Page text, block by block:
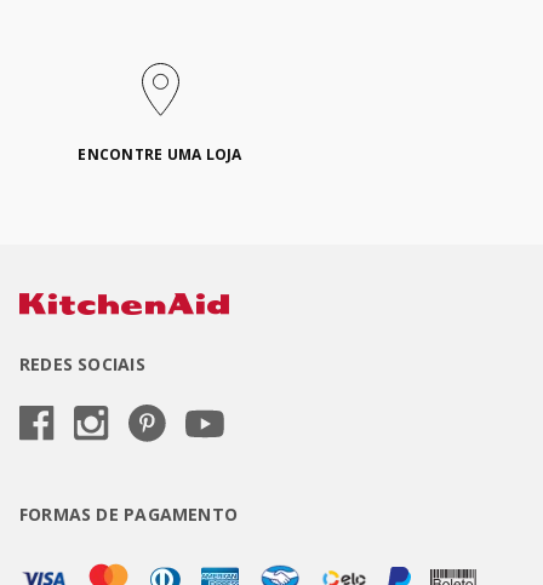
ENCONTRE UMA LOJA
REDES SOCIAIS
FORMAS DE PAGAMENTO